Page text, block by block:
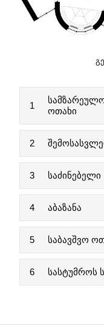
1
ოთახი
2
3 საძინებელი
4 აბაზანა
5 საბავშვო
6 სასტუმროს